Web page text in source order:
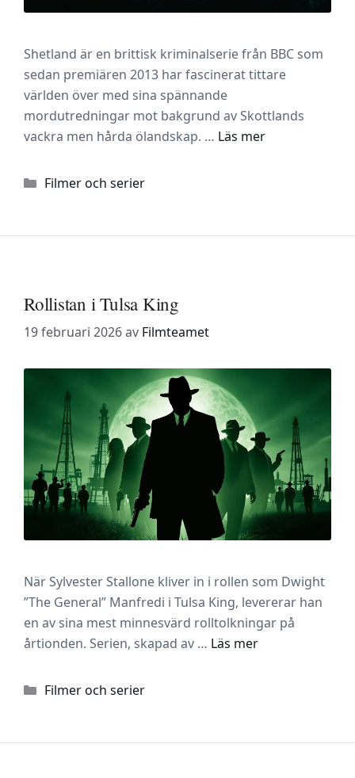
Shetland är en brittisk kriminalserie från BBC som
sedan premiären 2013 har fascinerat tittare
världen över med sina spännande
mordutredningar mot bakgrund av Skottlands
vackra men hårda ölandskap. … Läs mer
Kategorier
Filmer och serier
Rollistan i Tulsa King
19 februari 2026av Filmteamet
När Sylvester Stallone kliver in i rollen som Dwight
”The General” Manfredi i Tulsa King, levererar han
en av sina mest minnesvärd rolltolkningar på
årtionden. Serien, skapad av … Läs mer
Kategorier
Filmer och serier